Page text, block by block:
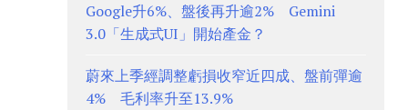
Google升6%、盤後再升逾2% Gemini
3.0「生成式UI」開始產金？
蔚來上季經調整虧損收窄近四成、盤前彈逾
4% 毛利率升至13.9%